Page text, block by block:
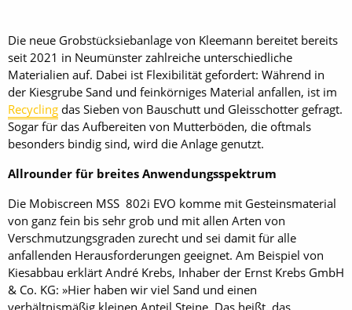
Die neue Grobstücksiebanlage von Kleemann bereitet bereits
seit 2021 in Neumünster zahlreiche unterschiedliche
Materialien auf. Dabei ist Flexibilität gefordert: Während in
der Kiesgrube Sand und feinkörniges Material anfallen, ist im
Recycling das Sieben von Bauschutt und Gleisschotter gefragt.
Sogar für das Aufbereiten von Mutterböden, die oftmals
besonders bindig sind, wird die Anlage genutzt.
Allrounder für breites Anwendungsspektrum
Die Mobiscreen MSS 802i EVO komme mit Gesteinsmaterial
von ganz fein bis sehr grob und mit allen Arten von
Verschmutzungsgraden zurecht und sei damit für alle
anfallenden Herausforderungen geeignet. Am Beispiel von
Kiesabbau erklärt André Krebs, Inhaber der Ernst Krebs GmbH
& Co. KG: »Hier haben wir viel Sand und einen
verhältnismäßig kleinen Anteil Steine. Das heißt, das